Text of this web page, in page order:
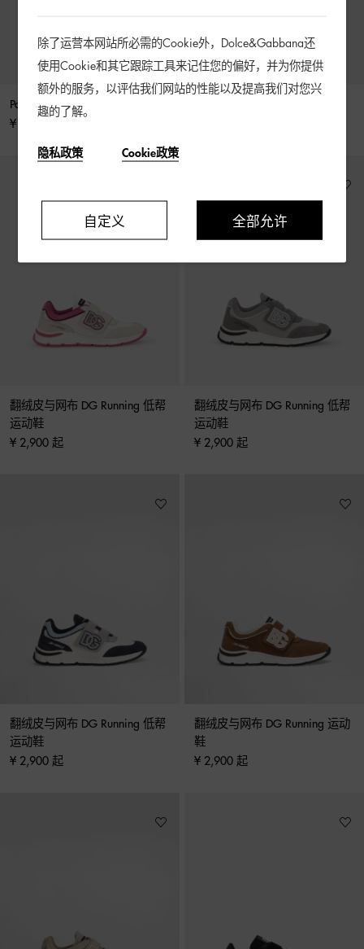
Portofino 牛皮革套穿式运动鞋
¥ 2,900 起
翻绒皮与网布 DG Running 低帮
运动鞋
¥ 2,900 起
翻绒皮与网布 DG Running 低帮
运动鞋
¥ 2,900 起
翻绒皮与网布 DG Running 低帮
运动鞋
¥ 2,900 起
翻绒皮与网布 DG Running 运动
鞋
¥ 2,900 起
除了运营本网站所必需的Cookie外，Dolce&Gabbana还
使用Cookie和其它跟踪工具来记住您的偏好，并为你提供
额外的服务，以评估我们网站的性能以及提高我们对您兴
趣的了解。
隐私政策 Cookie政策
自定义 全部允许